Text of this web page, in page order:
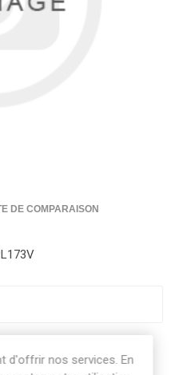
DE COMPARAISON
d'offrir nos services. En